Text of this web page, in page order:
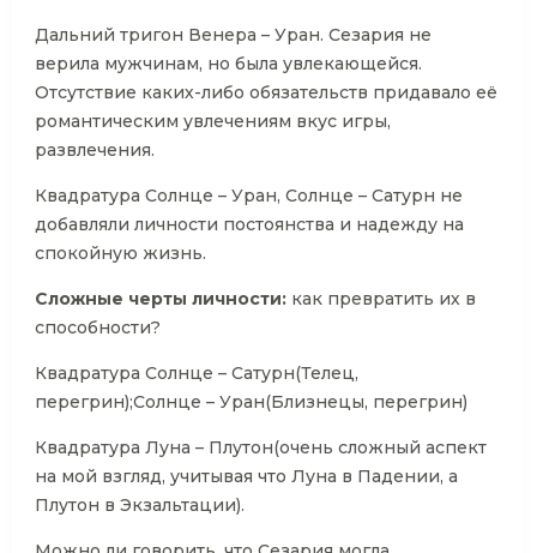
Дальний тригон Венера – Уран. Сезария не
верила мужчинам, но была увлекающейся.
Отсутствие каких-либо обязательств придавало её
романтическим увлечениям вкус игры,
развлечения.
Квадратура Солнце – Уран, Солнце – Сатурн не
добавляли личности постоянства и надежду на
спокойную жизнь.
Сложные черты личности: как превратить их в
способности?
Квадратура Солнце – Сатурн(Телец,
перегрин);Солнце – Уран(Близнецы, перегрин)
Квадратура Луна – Плутон(очень сложный аспект
на мой взгляд, учитывая что Луна в Падении, а
Плутон в Экзальтации).